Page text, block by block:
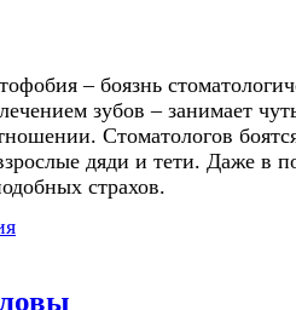
– боязнь
зубов – занимает
Стоматологов
дяди и тети. Даже в
страхов.